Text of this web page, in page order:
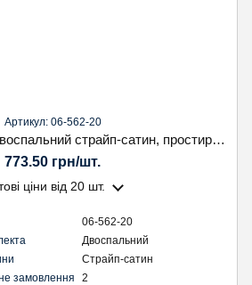
Артикул: 06-562-20
Постільна білизна двоспальний страйп-сатин, простирадло на гумці. Koloco
773.50 грн/шт.
ціни від 20 шт.
06-562-20
Двоспальний
Страйп-сатин
замовлення
2